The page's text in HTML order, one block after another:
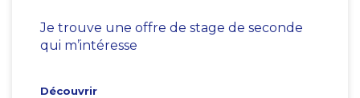
Je trouve une offre de stage de seconde
qui m’intéresse
Découvrir